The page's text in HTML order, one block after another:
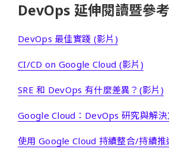
DevOps 延伸閱讀暨參
DevOps 最佳實踐 (影片)
CI/CD on Google Cloud (影片)
SRE 和 DevOps 有什麼差異？(影片)
Google Cloud：DevOps 研究與解決
使用 Google Cloud 持續整合/持續推